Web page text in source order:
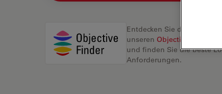
Entdecken Sie die perfekte
unseren Objective Finder
und finden Sie die beste
Anforderungen.